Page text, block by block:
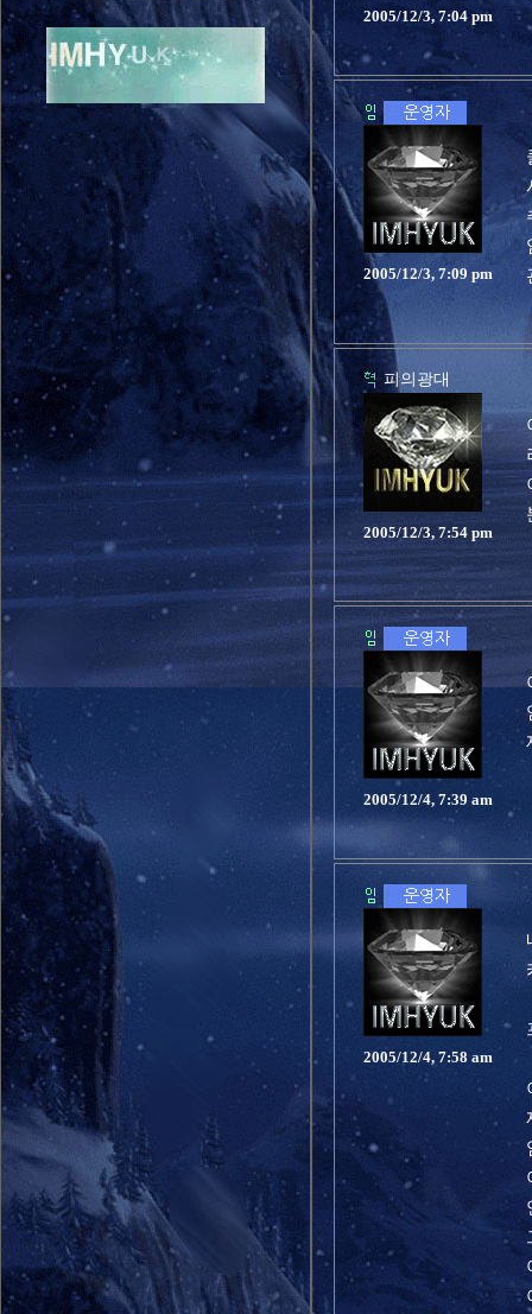
2005/12/3, 7:04 pm
2005/12/3, 7:09 pm
피의광대
2005/12/3, 7:54 pm
2005/12/4, 7:39 am
2005/12/4, 7:58 am